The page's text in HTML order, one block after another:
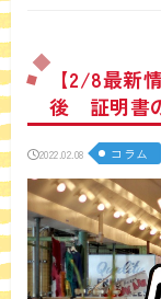
【2/8最新
後 証明書
2022.02.08 コラム